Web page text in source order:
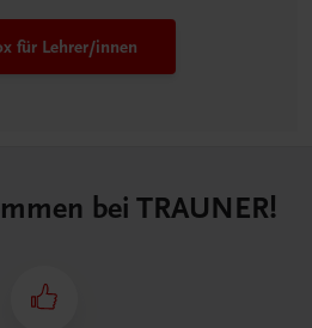
für Lehrer/innen
bei TRAUNER!